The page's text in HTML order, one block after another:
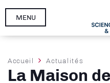
Aller
MENU
Fil
d'Ariane
Accueil Actualités
La Maison